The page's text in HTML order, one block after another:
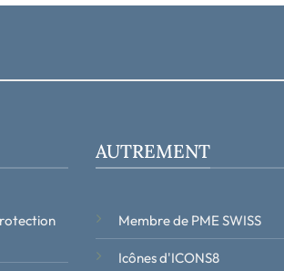
AUTREMENT
Membre de PME SWISS
Icônes d'ICONS8